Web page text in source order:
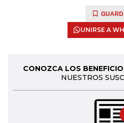
UNIRSE A
CONOZCA LOS
NUESTROS